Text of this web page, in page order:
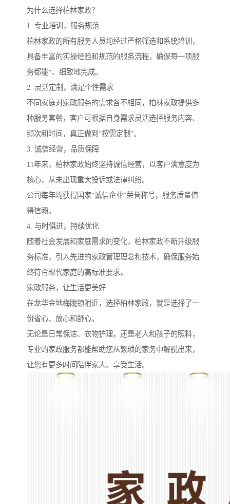
为什么选择柏林家政？
1. 专业培训，服务规范
柏林家政的所有服务人员均经过严格筛选和系统培训，
具备丰富的实操经验和规范的服务流程，确保每一项服
务都能*、细致地完成。
2. 灵活定制，满足个性需求
不同家庭对家政服务的需求各不相同，柏林家政提供多
种服务套餐，客户可根据自身需求灵活选择服务内容、
频次和时间，真正做到“按需定制”。
3. 诚信经营，品质保障
11年来，柏林家政始终坚持诚信经营，以客户满意度为
核心，从未出现重大投诉或法律纠纷。
公司每年均获得国家“诚信企业”荣誉称号，服务质量值
得信赖。
4. 与时俱进，持续优化
随着社会发展和家庭需求的变化，柏林家政不断升级服
务标准，引入先进的家政管理理念和技术，确保服务始
终符合现代家庭的高标准要求。
家政服务，让生活更美好
在龙华金地梅陇镇附近，选择柏林家政，就是选择了一
份省心、放心和舒心。
无论是日常保洁、衣物护理，还是老人和孩子的照料，
专业的家政服务都能帮助您从繁琐的家务中解脱出来，
让您有更多时间陪伴家人、享受生活。